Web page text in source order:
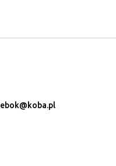
ebok@koba.pl